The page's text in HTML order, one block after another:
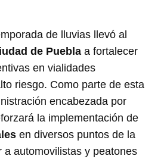
de lluvias llevó al
de Puebla a fortalecer
en vialidades
riesgo. Como parte de esta
encabezada por
la implementación de
en diversos puntos de la
a automovilistas y peatones